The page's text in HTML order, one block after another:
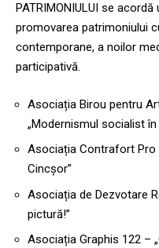
PATRIMONIULUI se
promovarea patrimoniului
contemporane, a noilor
participativă.
Asociația Birou pentru
„Modernismul socialist
Asociația Contrafort Pro
Cincșor”
Asociația de Dezvotare
pictură!”
Asociația Graphis 122 –